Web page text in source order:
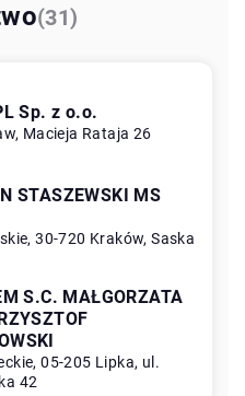
(31)
Sp. z o.o.
Macieja Rataja 26
STASZEWSKI MS
30-720 Kraków, Saska
S.C. MAŁGORZATA
05-205 Lipka, ul.
42